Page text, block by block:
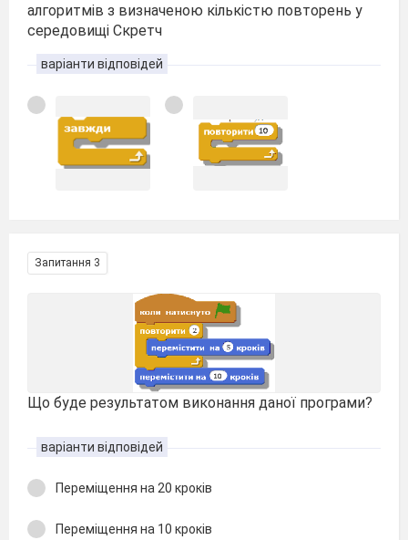
алгоритмів з визначеною кількістю повторень у
середовищі Скретч
варіанти відповідей
Запитання 3
Що буде результатом виконання даної програми?
варіанти відповідей
Переміщення на 20 кроків
Переміщення на 10 кроків